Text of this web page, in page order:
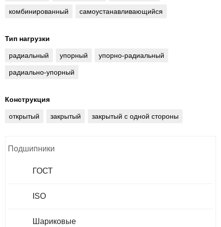
комбинированный самоустанавливающийся
Тип нагрузки
радиальный упорный упорно-радиальный
радиально-упорный
Конструкция
открытый закрытый закрытый с одной стороны
Подшипники
ГОСТ
ISO
Шариковые